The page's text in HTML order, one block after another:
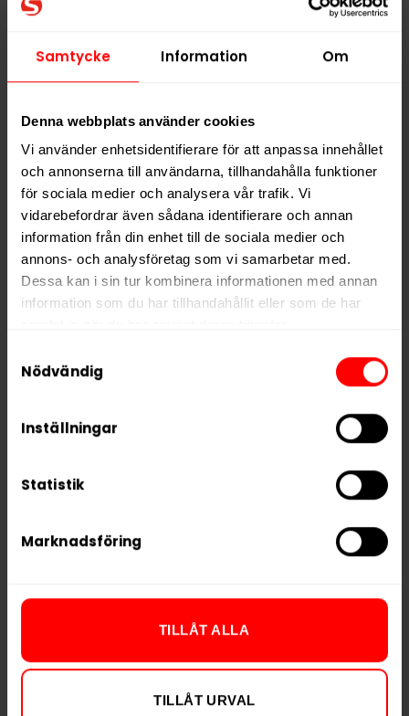
Samtycke Information Om
Denna webbplats använder cookies
Vi använder enhetsidentifierare för att anpassa innehållet
och annonserna till användarna, tillhandahålla funktioner
för sociala medier och analysera vår trafik. Vi
vidarebefordrar även sådana identifierare och annan
information från din enhet till de sociala medier och
annons- och analysföretag som vi samarbetar med.
Dessa kan i sin tur kombinera informationen med annan
information som du har tillhandahållit eller som de har
We work with
who may receive and
Nödvändig
Inställningar
Statistik
Marknadsföring
TILLÅT ALLA
TILLÅT URVAL
Slut i lager